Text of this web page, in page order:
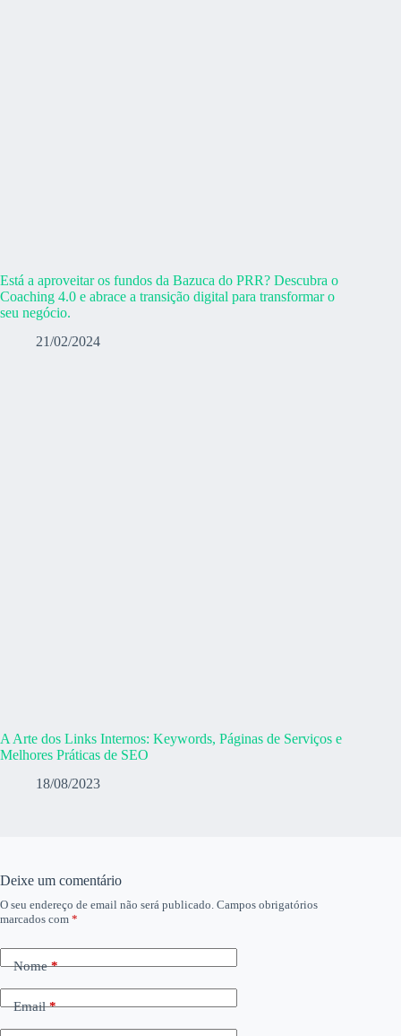
Está a aproveitar os fundos da Bazuca do PRR? Descubra o
Coaching 4.0 e abrace a transição digital para transformar o
seu negócio.
21/02/2024
A Arte dos Links Internos: Keywords, Páginas de Serviços e
Melhores Práticas de SEO
18/08/2023
Deixe um comentário
O seu endereço de email não será publicado. Campos obrigatórios
marcados com *
Nome*
Email*